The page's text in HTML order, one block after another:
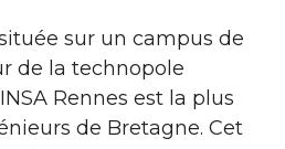
sur un campus de
de la technopole
Rennes est la plus
de Bretagne. Cet